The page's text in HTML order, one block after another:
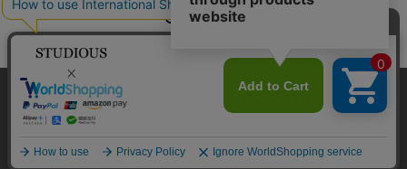
© TOKYO BASE CO., LTD
当サイトはクッキー(cookie)を使用します。クッキーはサイト内
の一部の機能および、サイトの使用状況の分析からマーケティ
ング活動に利用することを目的としています。
プライバシーポリシーはこちら